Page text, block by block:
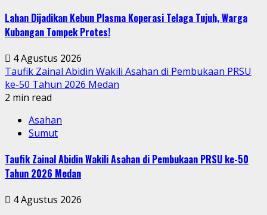
Lahan Dijadikan Kebun Plasma Koperasi Telaga Tujuh, Warga
Kubangan Tompek Protes!
4 Agustus 2026
Taufik Zainal Abidin Wakili Asahan di Pembukaan PRSU
ke-50 Tahun 2026 Medan
2 min read
Asahan
Sumut
Taufik Zainal Abidin Wakili Asahan di Pembukaan PRSU ke-50
Tahun 2026 Medan
4 Agustus 2026